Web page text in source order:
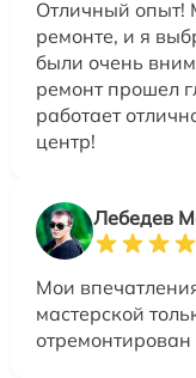
Отличный опыт!
ремонте, и я
были очень
ремонт прошел
работает
центр!
Лебедев
Мои
мастерской